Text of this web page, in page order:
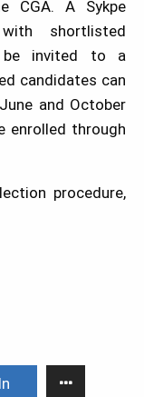
CGA. A Sykpe
shortlisted
be invited to a
candidates can
and October
enrolled through
procedure,